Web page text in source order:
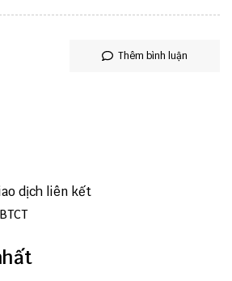
Thêm bình luận
dịch liên kết